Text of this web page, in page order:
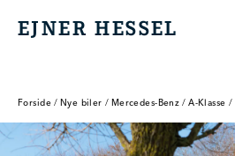
EJNER HESSEL
EJNER HESSEL
Forside / Nye biler / Mercedes-Benz / A-Klasse /